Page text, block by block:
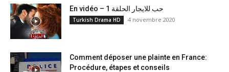
En vidéo – حب للايجار الحلقة 1
Turkish Drama HD 4 novembre 2020
Comment déposer une plainte en France:
Procédure, étapes et conseils